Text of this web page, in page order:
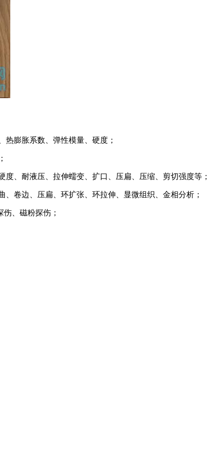
膨胀系数、弹性模量、硬度；
、耐液压、拉伸蠕变、扩口、压扁、压缩、剪切强度等；
卷边、压扁、环扩张、环拉伸、显微组织、金相分析；
、磁粉探伤；